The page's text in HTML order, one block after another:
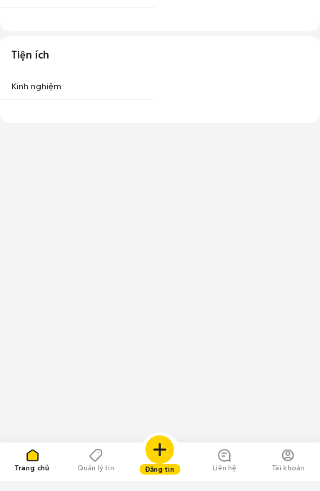
Trang chủ Quản lý tin Đăng tin Liên hệ Tài khoản
Tiện ích
Kinh nghiệm